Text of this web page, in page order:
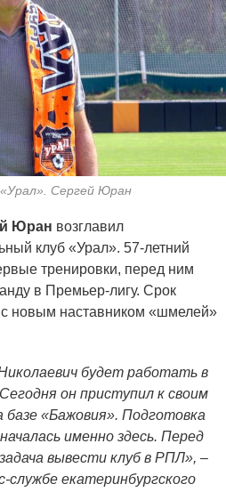
Сергей Юран
Юран возглавил
клуб «Урал». 57-летний
тренировки, перед ним
в Премьер-лигу. Срок
с новым наставником «шмелей»
будет работать в
он приступил к своим
базе «Бажовия». Подготовка
именно здесь. Перед
вывести клуб в РПЛ», –
службе екатеринбургского